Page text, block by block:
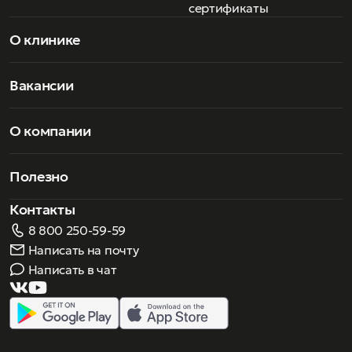
сертификаты
О клинике
Вакансии
О компании
Полезно
Контакты
8 800 250-59-59
Написать на почту
Написать в чат